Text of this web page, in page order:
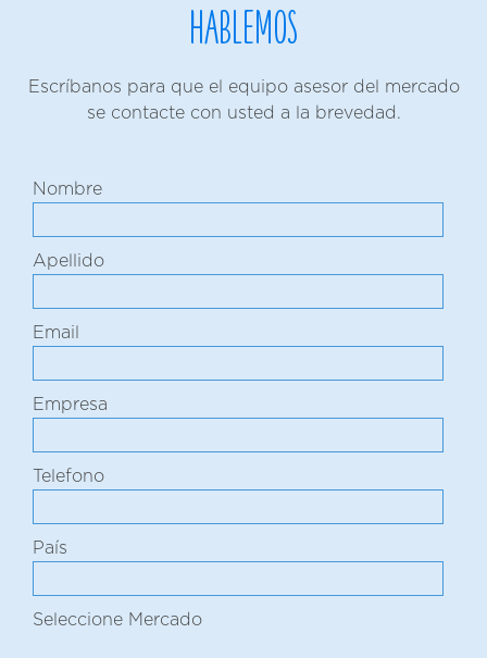
Hablemos
Escríbanos para que el equipo asesor del mercado
se contacte con usted a la brevedad.
Nombre
Apellido
Email
Empresa
Telefono
País
Seleccione Mercado